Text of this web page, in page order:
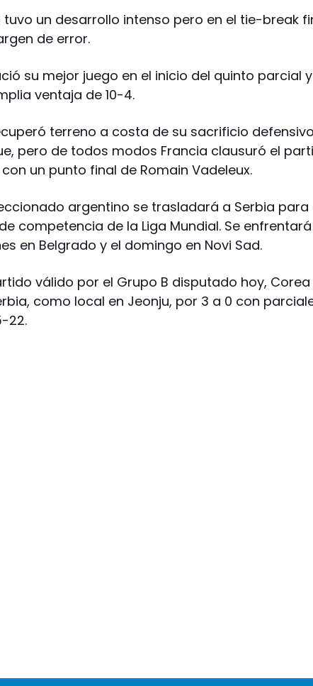
tuvo un desarrollo intenso pero en el tie-break
de error.
su mejor juego en el inicio del quinto parcial
ventaja de 10-4.
terreno a costa de su sacrificio
pero de todos modos Francia clausuró el
un punto final de Romain Vadeleux.
argentino se trasladará a Serbia para
competencia de la Liga Mundial. Se
en Belgrado y el domingo en Novi Sad.
válido por el Grupo B disputado hoy, Corea
como local en Jeonju, por 3 a 0 con
22.